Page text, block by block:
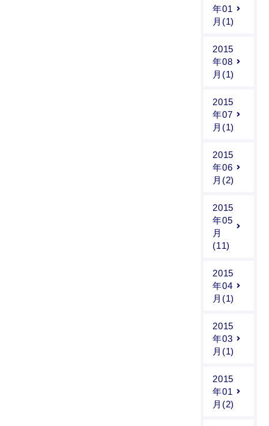
年01
月(1)
2015
年08
月(1)
2015
年07
月(1)
2015
年06
月(2)
2015
年05
月
(11)
2015
年04
月(1)
2015
年03
月(1)
2015
年01
月(2)